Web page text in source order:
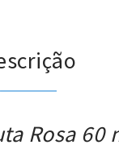
Rosa 60